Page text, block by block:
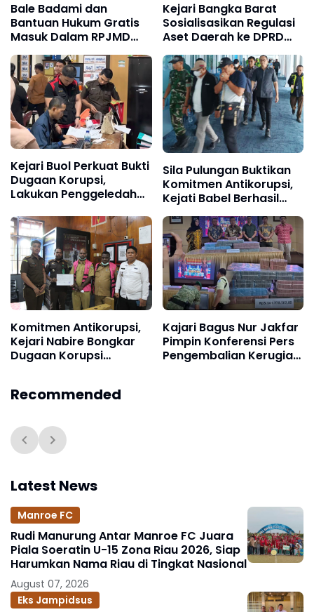
Bale Badami dan
Bantuan Hukum Gratis
Masuk Dalam RPJMD
Kota Bogor 2025–2029
Kejari Bangka Barat
Sosialisasikan Regulasi
Aset Daerah ke DPRD
Lewat Program JAKSA
KASEP
Kejari Buol Perkuat Bukti
Dugaan Korupsi,
Lakukan Penggeledahan
DPRD Kabupaten Buol
Sila Pulungan Buktikan
Komitmen Antikorupsi,
Kejati Babel Berhasil
Amankan Buronan Dedy
Yulianto
Komitmen Antikorupsi,
Kejari Nabire Bongkar
Dugaan Korupsi
Kajari Bagus Nur Jakfar
Pimpin Konferensi Pers
Pengembalian Kerugian
Recommended
Latest News
Manroe FC
Rudi Manurung Antar Manroe FC Juara
Piala Soeratin U-15 Zona Riau 2026, Siap
Harumkan Nama Riau di Tingkat Nasional
August 07, 2026
Eks Jampidsus